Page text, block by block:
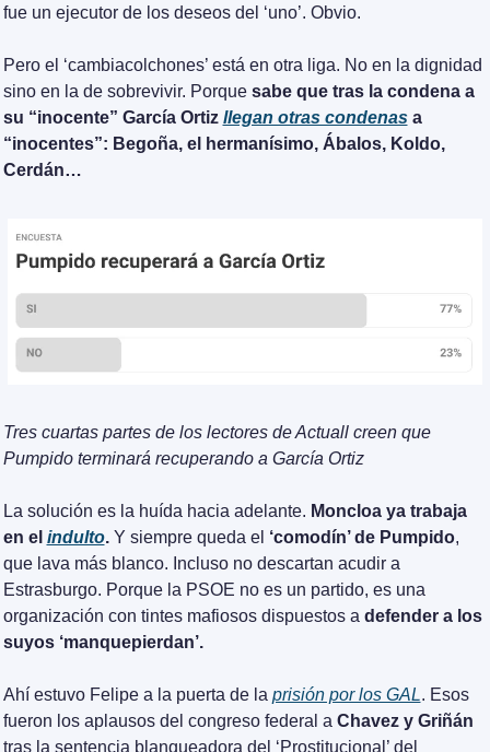
fue un ejecutor de los deseos del ‘uno’. Obvio.
Pero el ‘cambiacolchones’ está en otra liga. No en la dignidad
sino en la de sobrevivir. Porque sabe que tras la condena a
su “inocente” García Ortiz llegan otras condenas a
“inocentes”: Begoña, el hermanísimo, Ábalos, Koldo,
Cerdán…
Tres cuartas partes de los lectores de Actuall creen que
Pumpido terminará recuperando a García Ortiz
La solución es la huída hacia adelante. Moncloa ya trabaja
en el indulto. Y siempre queda el ‘comodín’ de Pumpido,
que lava más blanco. Incluso no descartan acudir a
Estrasburgo. Porque la PSOE no es un partido, es una
organización con tintes mafiosos dispuestos a defender a los
suyos ‘manquepierdan’.
Ahí estuvo Felipe a la puerta de la prisión por los GAL. Esos
fueron los aplausos del congreso federal a Chavez y Griñán
tras la sentencia blanqueadora del ‘Prostitucional’ del